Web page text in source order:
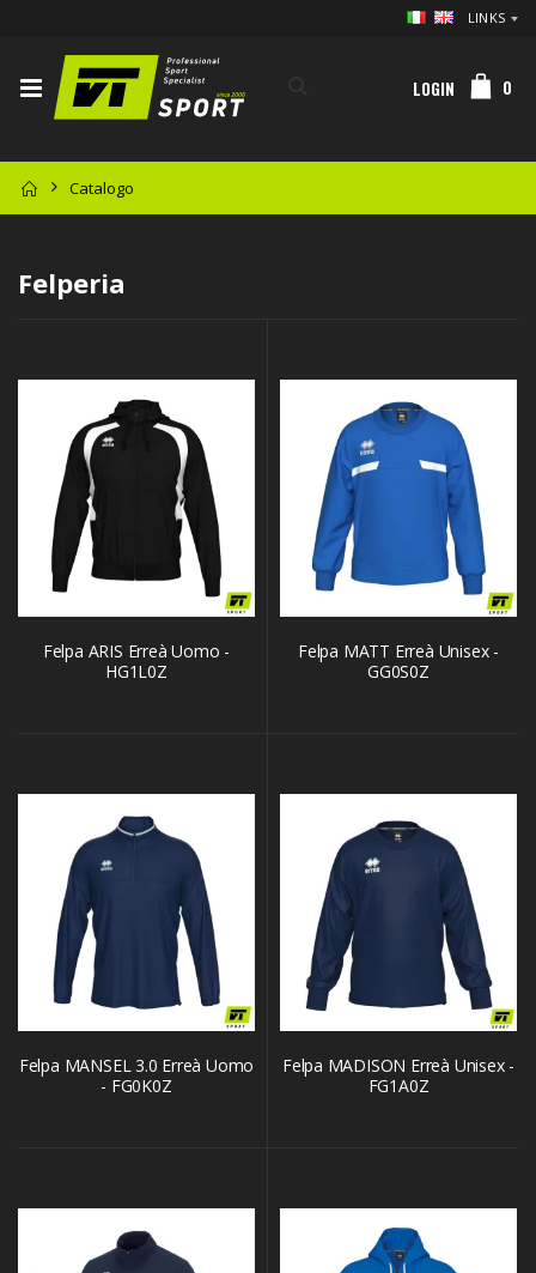
LINKS
LOGIN 0
Catalogo
Felperia
Felpa ARIS Erreà Uomo -
HG1L0Z
Felpa MATT Erreà Unisex -
GG0S0Z
Felpa MANSEL 3.0 Erreà Uomo
- FG0K0Z
Felpa MADISON Erreà Unisex -
FG1A0Z